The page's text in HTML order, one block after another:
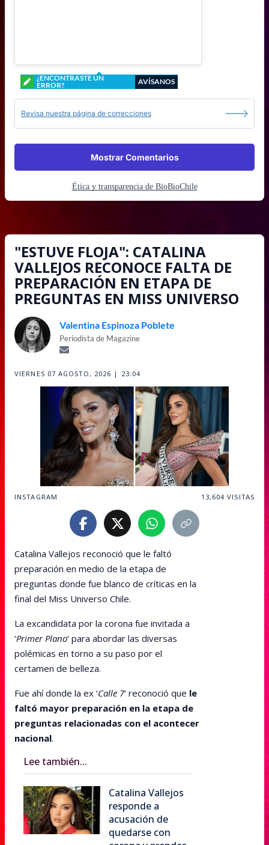
¿ENCONTRASTE UN
ERROR?
AVÍSANOS
Revisa nuestra página de correcciones
Mostrar Comentarios
Ética y transparencia de BioBioChile
"ESTUVE FLOJA": CATALINA
VALLEJOS RECONOCE FALTA DE
PREPARACIÓN EN ETAPA DE
PREGUNTAS EN MISS UNIVERSO
Valentina Espinoza Poblete
Periodista de Magazine
VIERNES 07 AGOSTO, 2026 | 23:04
INSTAGRAM 13,604 VISITAS
Catalina Vallejos reconoció que le faltó
preparación en medio de la etapa de
preguntas donde fue blanco de críticas en la
final del Miss Universo Chile.
La excandidata por la corona fue invitada a
‘Primer Plano‘ para abordar las diversas
polémicas en torno a su paso por el
certamen de belleza.
Fue ahí donde la ex ‘Calle 7‘ reconoció que le
faltó mayor preparación en la etapa de
preguntas relacionadas con el acontecer
nacional.
Lee también...
Catalina Vallejos
responde a
acusación de
quedarse con